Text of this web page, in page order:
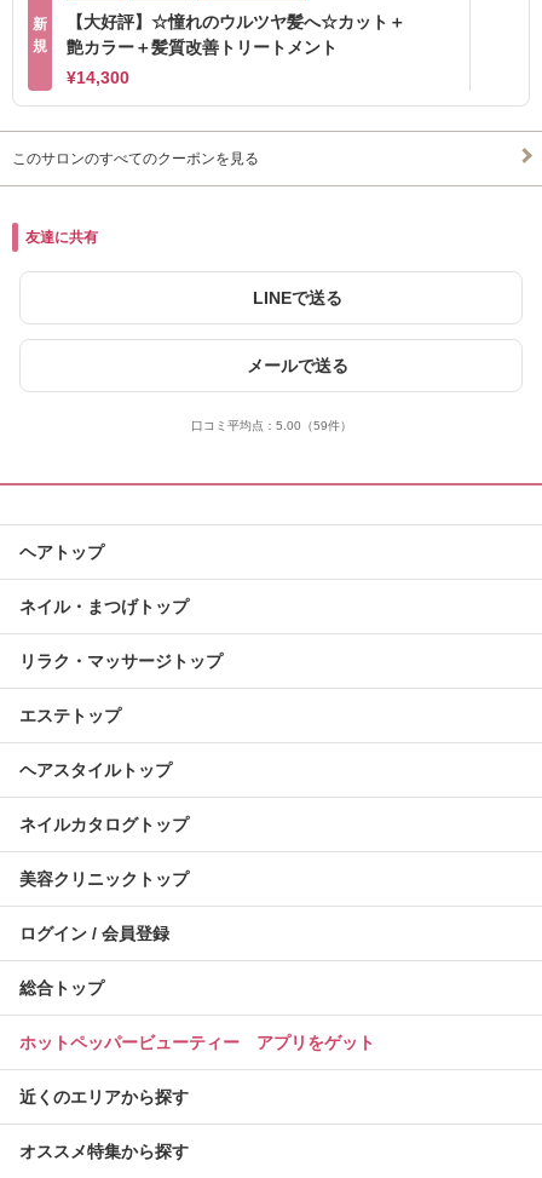
新
規
【大好評】☆憧れのウルツヤ髪へ☆カット＋
艶カラー＋髪質改善トリートメント
¥14,300
このサロンのすべてのクーポンを見る
友達に共有
LINEで送る
メールで送る
口コミ平均点： 5.00 （59件）
ヘアトップ
ネイル・まつげトップ
リラク・マッサージトップ
エステトップ
ヘアスタイルトップ
ネイルカタログトップ
美容クリニックトップ
ログイン / 会員登録
総合トップ
ホットペッパービューティー アプリをゲット
近くのエリアから探す
オススメ特集から探す